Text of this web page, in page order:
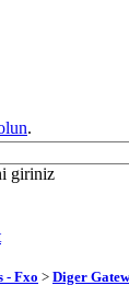
.
giriniz
- Fxo > Diger